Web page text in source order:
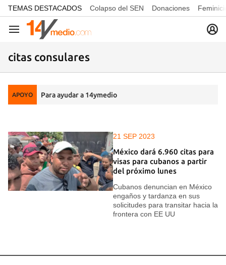
common.go-to-content
TEMAS DESTACADOS Colapso del SEN Donaciones
Navegación
citas consulares
APOYO Para ayudar a 14ymedio
21 SEP 2023
México dará 6.960 citas para
visas para cubanos a partir
del próximo lunes
Cubanos denuncian en México
engaños y tardanza en sus
solicitudes para transitar hacia la
frontera con EE UU